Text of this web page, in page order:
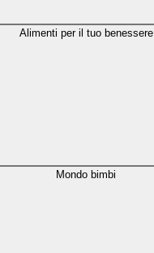
Alimenti per il tuo benessere
Mondo bimbi